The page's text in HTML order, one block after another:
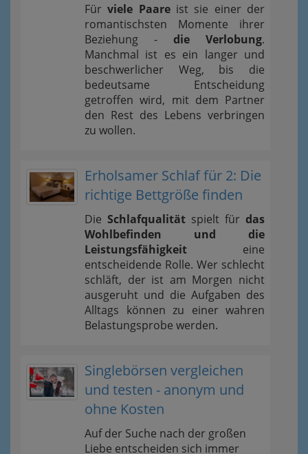
Fürviele Paareist sie einer der
romantischsten Momente ihrer
Beziehung - die Verlobung.
Manchmal ist es ein langer und
beschwerlicher Weg, bis die
bedeutsame Entscheidung
getroffen wird, mit dem Partner
den Rest des Lebens verbringen
zu wollen.
Erholsamer Schlaf für 2: Die
richtige Bettgröße finden
Die Schlafqualität spielt für das
Wohlbefinden und die
Leistungsfähigkeit eine
entscheidende Rolle. Wer schlecht
schläft, der ist am Morgen nicht
ausgeruht und die Aufgaben des
Alltags können zu einer wahren
Belastungsprobe werden.
Singlebörsen vergleichen
und testen - anonym und
ohne Kosten
Auf der Suche nach der großen
Liebe entscheiden sich immer